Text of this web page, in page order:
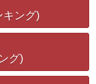
キング)
グ)